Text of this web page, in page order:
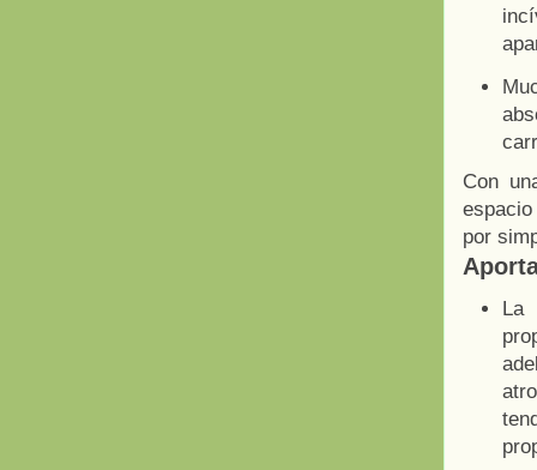
Con
por
La